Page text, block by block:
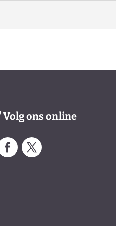
Volg ons online